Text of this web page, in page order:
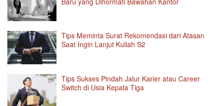
Tips Meminta Surat Rekomendasi dari Atasan
Saat Ingin Lanjut Kuliah S2
Tips Sukses Pindah Jalur Karier atau Career
Switch di Usia Kepala Tiga